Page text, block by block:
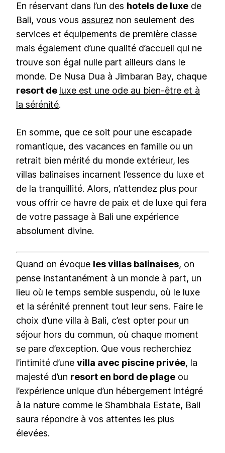
En réservant dans l’un des hotels de luxe de
Bali, vous vous assurez non seulement des
services et équipements de première classe
mais également d’une qualité d’accueil qui ne
trouve son égal nulle part ailleurs dans le
monde. De Nusa Dua à Jimbaran Bay, chaque
resort de luxe est une ode au bien-être et à
la sérénité.
En somme, que ce soit pour une escapade
romantique, des vacances en famille ou un
retrait bien mérité du monde extérieur, les
villas balinaises incarnent l’essence du luxe et
de la tranquillité. Alors, n’attendez plus pour
vous offrir ce havre de paix et de luxe qui fera
de votre passage à Bali une expérience
absolument divine.
Quand on évoque les villas balinaises, on
pense instantanément à un monde à part, un
lieu où le temps semble suspendu, où le luxe
et la sérénité prennent tout leur sens. Faire le
choix d’une villa à Bali, c’est opter pour un
séjour hors du commun, où chaque moment
se pare d’exception. Que vous recherchiez
l’intimité d’une villa avec piscine privée, la
majesté d’un resort en bord de plage ou
l’expérience unique d’un hébergement intégré
à la nature comme le Shambhala Estate, Bali
saura répondre à vos attentes les plus
élevées.